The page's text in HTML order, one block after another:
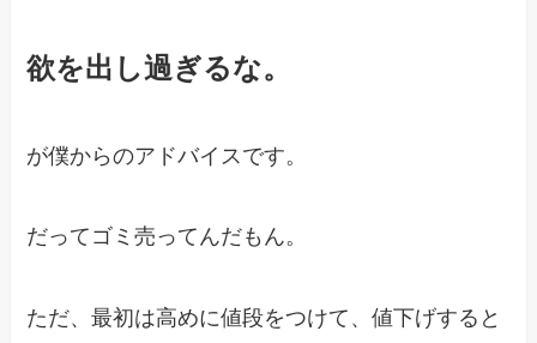
欲を出し過ぎるな。
が僕からのアドバイスです。
だってゴミ売ってんだもん。
ただ、最初は高めに値段をつけて、値下げすると